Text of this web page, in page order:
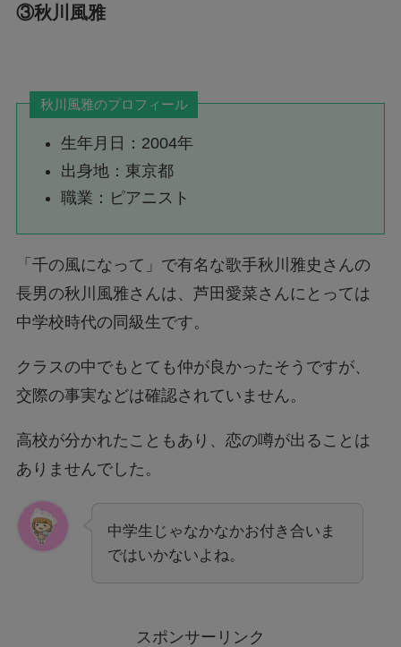
③秋川風雅
秋川風雅のプロフィール
生年月日：2004年
出身地：東京都
職業：ピアニスト
「千の風になって」で有名な歌手秋川雅史さんの
長男の秋川風雅さんは、芦田愛菜さんにとっては
中学校時代の同級生です。
クラスの中でもとても仲が良かったそうですが、
交際の事実などは確認されていません。
高校が分かれたこともあり、恋の噂が出ることは
ありませんでした。
中学生じゃなかなかお付き合いま
ではいかないよね。
スポンサーリンク